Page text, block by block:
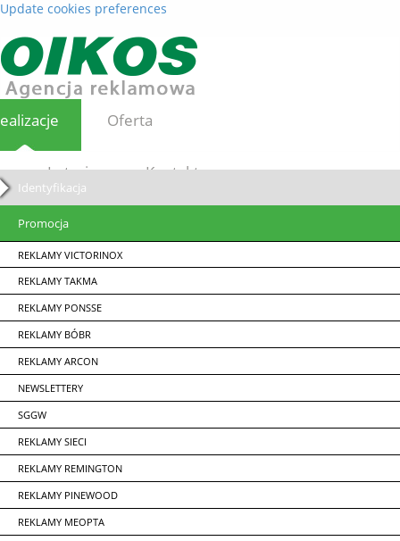
Update cookies preferences
Oferta
Loterie Kontakt
Identyfikacja
Promocja
REKLAMY VICTORINOX
REKLAMY TAKMA
REKLAMY PONSSE
REKLAMY BÓBR
REKLAMY ARCON
NEWSLETTERY
SGGW
REKLAMY SIECI
REKLAMY REMINGTON
REKLAMY PINEWOOD
REKLAMY MEOPTA